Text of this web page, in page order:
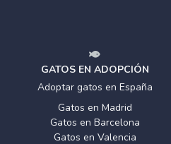
GATOS EN ADOPCIÓN
Adoptar gatos en España
Gatos en Madrid
Gatos en Barcelona
Gatos en Valencia